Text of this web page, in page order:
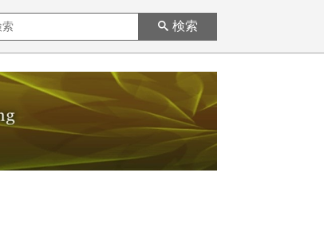
検索